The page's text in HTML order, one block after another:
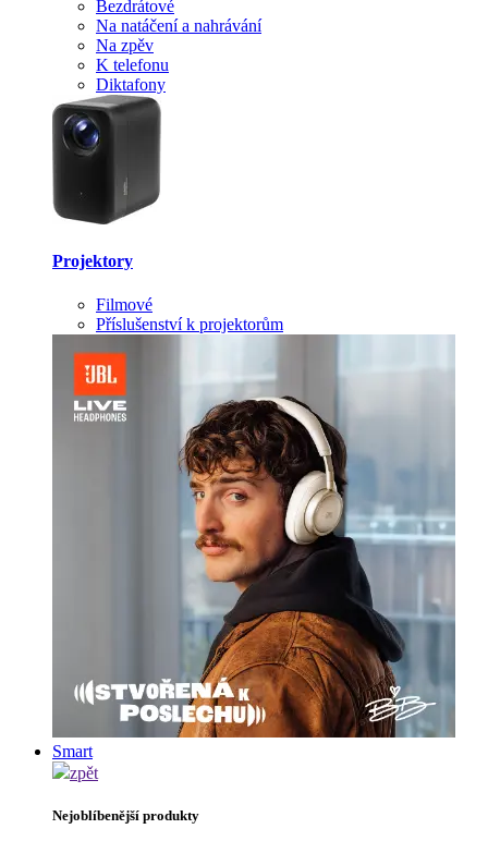
Bezdrátové
Na natáčení a nahrávání
Na zpěv
K telefonu
Diktafony
Projektory
Filmové
Příslušenství k projektorům
Smart
zpět
Nejoblíbenější produkty